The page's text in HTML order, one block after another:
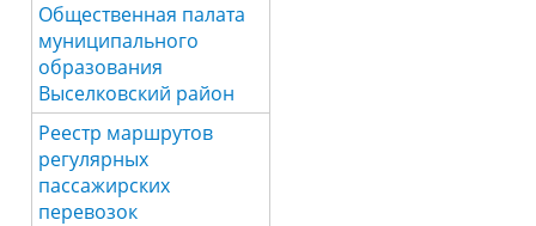
Общественная палата
муниципального
образования
Выселковский район
Реестр маршрутов
регулярных
пассажирских
перевозок